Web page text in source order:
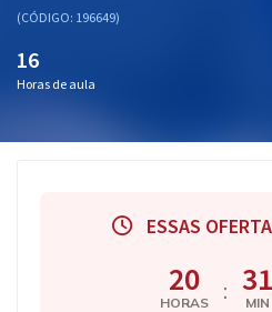
(CÓDIGO: 196649)
16
Horas de aula
ESSAS
20
HORAS : 31
MIN